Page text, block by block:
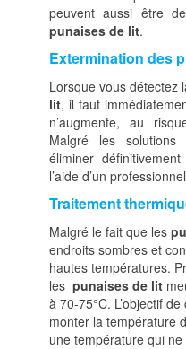
peuvent aussi être
punaises de lit.
Extermination des
Lorsque vous détectez
lit, il faut
n’augmente, au
Malgré les
éliminer
l’aide d’un
Traitement
Malgré le fait que les
endroits sombres et
hautes températures.
les punaises de lit
à 70-75°C. L’objectif
monter la température
une température qui